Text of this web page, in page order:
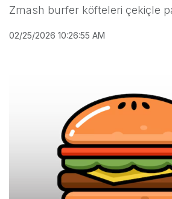
Zmash burfer köfteleri çekiçle
02/25/2026 10:26:55 AM